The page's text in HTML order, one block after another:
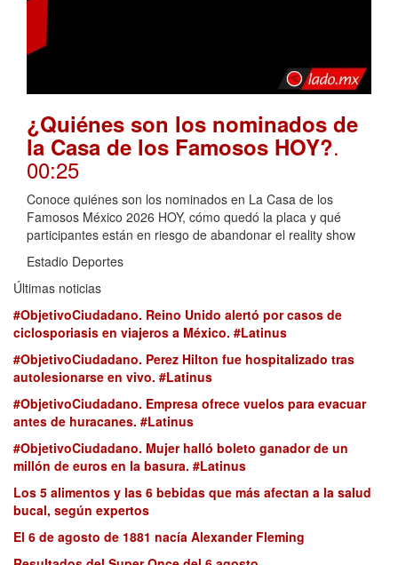
¿Quiénes son los nominados de
la Casa de los Famosos HOY?.
00:25
Conoce quiénes son los nominados en La Casa de los
Famosos México 2026 HOY, cómo quedó la placa y qué
participantes están en riesgo de abandonar el reality show
Estadio Deportes
Últimas noticias
#ObjetivoCiudadano. Reino Unido alertó por casos de
ciclosporiasis en viajeros a México. #Latinus
#ObjetivoCiudadano. Perez Hilton fue hospitalizado tras
autolesionarse en vivo. #Latinus
#ObjetivoCiudadano. Empresa ofrece vuelos para evacuar
antes de huracanes. #Latinus
#ObjetivoCiudadano. Mujer halló boleto ganador de un
millón de euros en la basura. #Latinus
Los 5 alimentos y las 6 bebidas que más afectan a la salud
bucal, según expertos
El 6 de agosto de 1881 nacía Alexander Fleming